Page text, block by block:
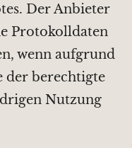
Der Anbieter
Protokolldaten
wenn aufgrund
der berechtigte
Nutzung